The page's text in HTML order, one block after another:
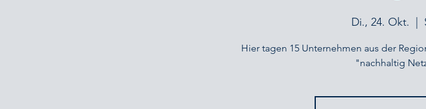
Di., 24. Okt.
Hier tagen 15 Unternehmen aus der
"nachhaltig